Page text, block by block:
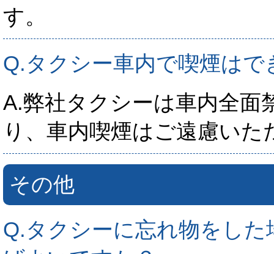
す。
Q.タクシー車内で喫煙はで
A.弊社タクシーは車内全面
り、車内喫煙はご遠慮い
その他
Q.タクシーに忘れ物をし